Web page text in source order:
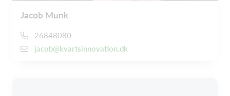
Jacob Munk
26848080
jacob@kvartsinnovation.dk